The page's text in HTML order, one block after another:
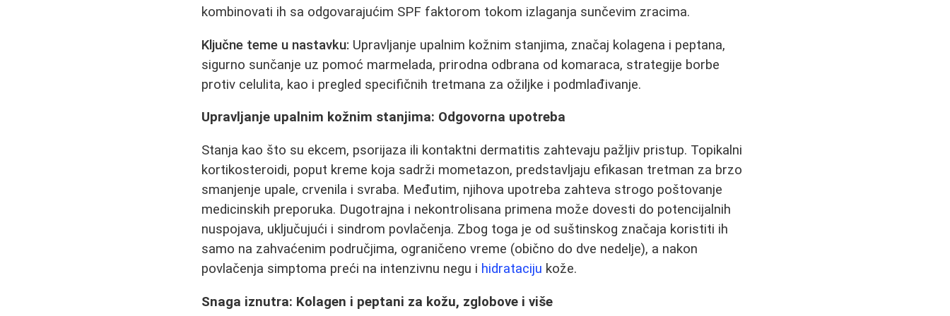
kombinovati ih sa odgovarajućim SPF faktorom tokom izlaganja sunčevim zracima.
Ključne teme u nastavku: Upravljanje upalnim kožnim stanjima, značaj kolagena i peptana,
sigurno sunčanje uz pomoć marmelada, prirodna odbrana od komaraca, strategije borbe
protiv celulita, kao i pregled specifičnih tretmana za ožiljke i podmlađivanje.
Upravljanje upalnim kožnim stanjima: Odgovorna upotreba
Stanja kao što su ekcem, psorijaza ili kontaktni dermatitis zahtevaju pažljiv pristup. Topikalni
kortikosteroidi, poput kreme koja sadrži mometazon, predstavljaju efikasan tretman za brzo
smanjenje upale, crvenila i svraba. Međutim, njihova upotreba zahteva strogo poštovanje
medicinskih preporuka. Dugotrajna i nekontrolisana primena može dovesti do potencijalnih
nuspojava, uključujući i sindrom povlačenja. Zbog toga je od suštinskog značaja koristiti ih
samo na zahvaćenim područjima, ograničeno vreme (obično do dve nedelje), a nakon
povlačenja simptoma preći na intenzivnu negu i hidrataciju kože.
Snaga iznutra: Kolagen i peptani za kožu, zglobove i više